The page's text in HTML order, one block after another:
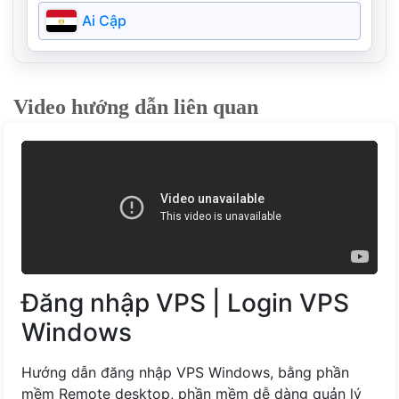
Bangladesh
Myanmar
Bahrain
Ireland
Bồ Đào Nha
Phần Lan
Đan Mạch
Ai Cập
Video hướng dẫn liên quan
Đăng nhập VPS | Login VPS
Windows
Hướng dẫn đăng nhập VPS Windows, bằng phần
mềm Remote desktop, phần mềm dễ dàng quản lý